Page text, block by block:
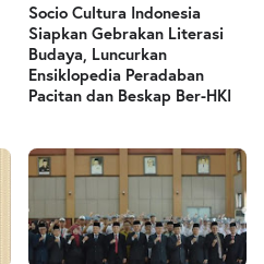
Socio Cultura Indonesia
Siapkan Gebrakan Literasi
Budaya, Luncurkan
Ensiklopedia Peradaban
Pacitan dan Beskap Ber-HKI